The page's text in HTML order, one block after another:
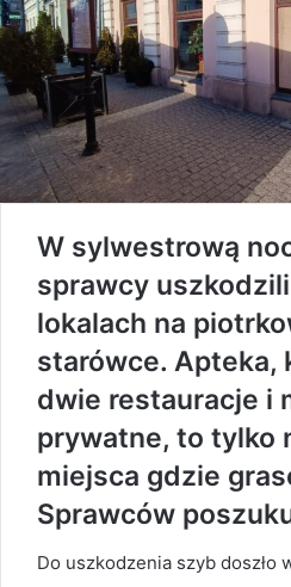
W sylwestrową
sprawcy
lokalach na
starówce. Apteka,
dwie restauracje i
prywatne, to tylko
miejsca gdzie
Sprawców
Do uszkodzenia szyb doszło